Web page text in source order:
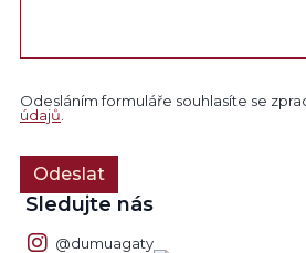
Odesláním formuláře souhlasíte se
údajů
Odeslat
Sledujte nás
@dumuagaty